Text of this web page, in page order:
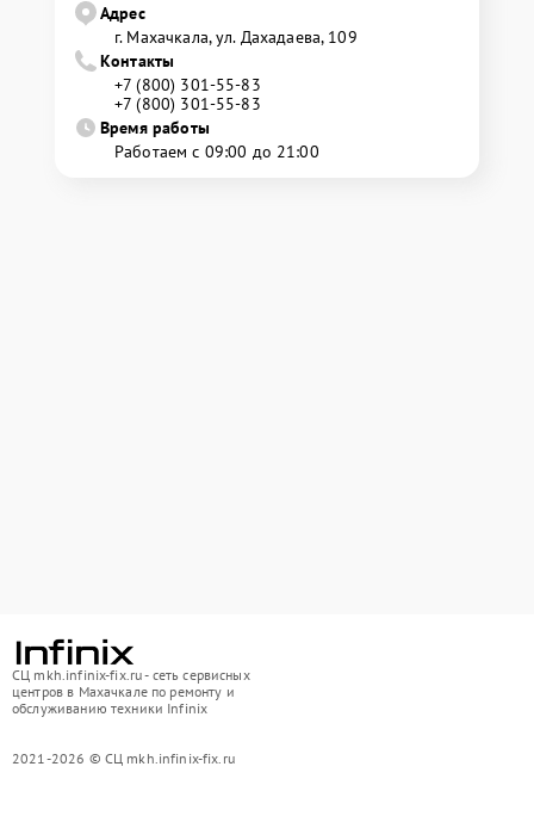
Адрес
г. Махачкала, ул. Дахадаева, 109
Контакты
+7 (800) 301-55-83
+7 (800) 301-55-83
Время работы
Работаем с 09:00 до 21:00
СЦ mkh.infinix-fix.ru - сеть сервисных
центров в Махачкале по ремонту и
обслуживанию техники Infinix
2021-2026 © СЦ mkh.infinix-fix.ru